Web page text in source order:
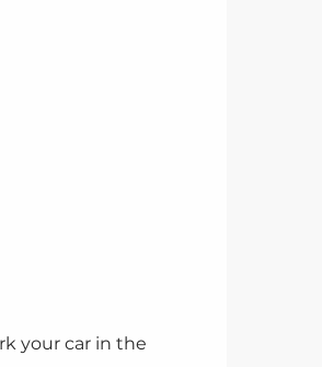
your car in the